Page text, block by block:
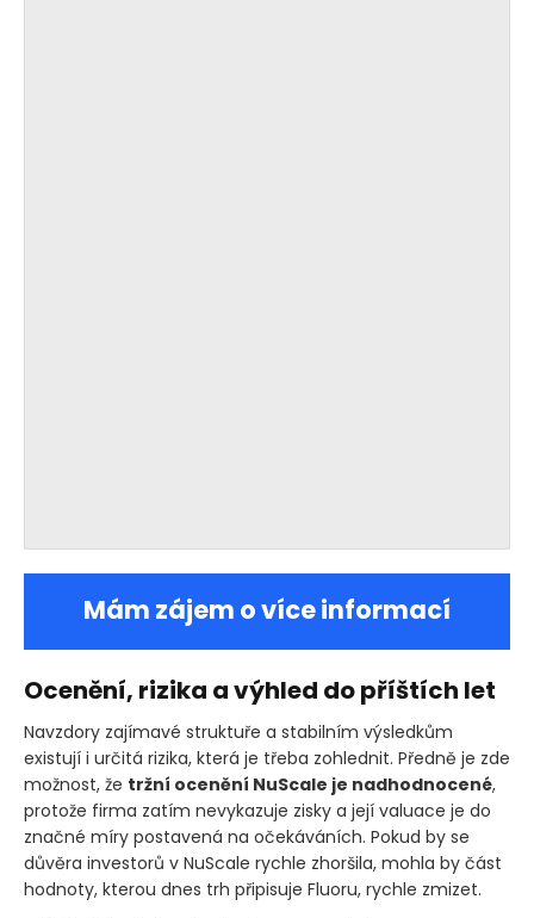
Mám zájem o více informací
Ocenění, rizika a výhled do příštích let
Navzdory zajímavé struktuře a stabilním výsledkům
existují i určitá rizika, která je třeba zohlednit. Předně je zde
možnost, že tržní ocenění NuScale je nadhodnocené,
protože firma zatím nevykazuje zisky a její valuace je do
značné míry postavená na očekáváních. Pokud by se
důvěra investorů v NuScale rychle zhoršila, mohla by část
hodnoty, kterou dnes trh připisuje Fluoru, rychle zmizet.